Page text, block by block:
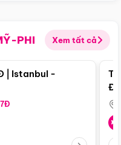
PHI Xem tất cả
Điểm nổi bật
| Istanbul -